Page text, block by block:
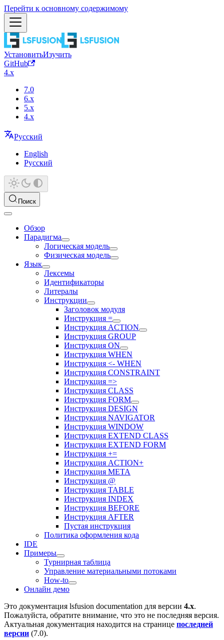
Перейти к основному содержимому
УстановитьИзучить
GitHub
4.x
7.0
6.x
5.x
4.x
Русский
English
Русский
Поиск
Обзор
Парадигма
Логическая модель
Физическая модель
Язык
Лексемы
Идентификаторы
Литералы
Инструкции
Заголовок модуля
Инструкция =
Инструкция ACTION
Инструкция GROUP
Инструкция ON
Инструкция WHEN
Инструкция <- WHEN
Инструкция CONSTRAINT
Инструкция =>
Инструкция CLASS
Инструкция FORM
Инструкция DESIGN
Инструкция NAVIGATOR
Инструкция WINDOW
Инструкция EXTEND CLASS
Инструкция EXTEND FORM
Инструкция +=
Инструкция ACTION+
Инструкция META
Инструкция @
Инструкция TABLE
Инструкция INDEX
Инструкция BEFORE
Инструкция AFTER
Пустая инструкция
Политика оформления кода
IDE
Примеры
Турнирная таблица
Управление материальными потоками
How-to
Онлайн демо
Это документация lsfusion documentation для версии 4.x.
Пожалуйста, обратите внимание, что это не последняя версия.
Актуальная документация находится на странице последней
версии (7.0).